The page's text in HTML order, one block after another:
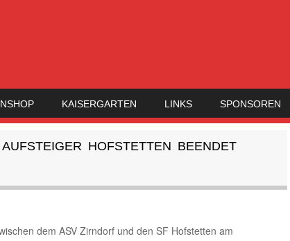
KAISERGARTEN LINKS SPONSOREN
HOFSTETTEN BEENDET
dem ASV Zirndorf und den SF Hofstetten am